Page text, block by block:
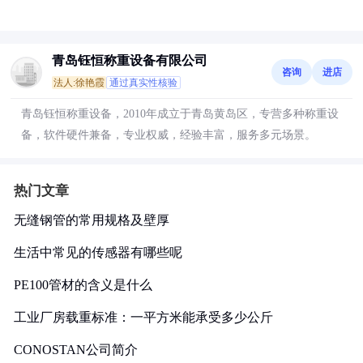
青岛钰恒称重设备有限公司
法人:徐艳霞 通过真实性核验
咨询 进店
青岛钰恒称重设备，2010年成立于青岛黄岛区，专营多种称重设
备，软件硬件兼备，专业权威，经验丰富，服务多元场景。
热门文章
无缝钢管的常用规格及壁厚
生活中常见的传感器有哪些呢
PE100管材的含义是什么
工业厂房载重标准：一平方米能承受多少公斤
CONOSTAN公司简介